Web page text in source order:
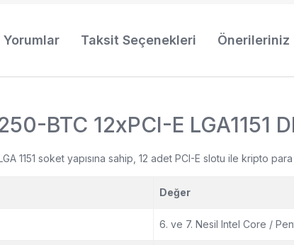
Yorumlar Taksit Seçenekleri Önerileriniz
BTC 12xPCI-E LGA1151
1151 soket yapısına sahip, 12 adet PCI-E slotu ile kripto
Değer
6. ve 7. Nesil Intel Core /